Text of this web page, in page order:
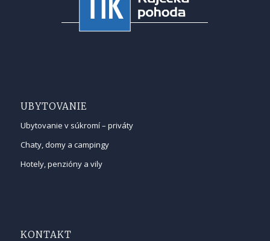
UBYTOVANIE
Ubytovanie v súkromí – priváty
Chaty, domy a campingy
Hotely, penzióny a vily
KONTAKT